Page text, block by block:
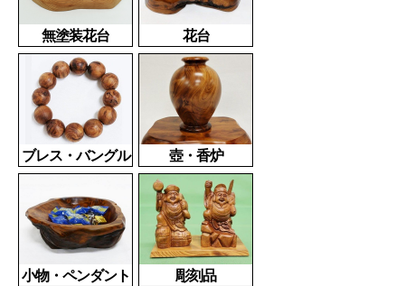
無塗装花台 花台
ブレス・バングル 壺・香炉
小物・ペンダント 彫刻品